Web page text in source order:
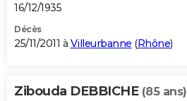
16/12/1935
Décès
25/11/2011 à Villeurbanne (Rhône)
Zibouda DEBBICHE (85 ans)